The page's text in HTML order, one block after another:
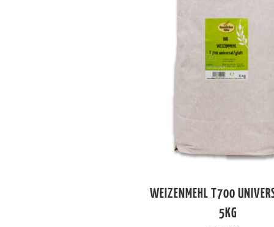
WEIZENMEHL T700
5KG